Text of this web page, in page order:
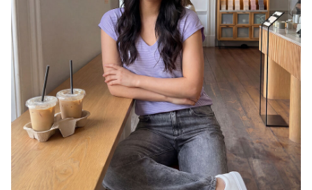
PIECES® EXTRA
Iniciar
sesión
¿Preguntas?
Sobre
nosotros